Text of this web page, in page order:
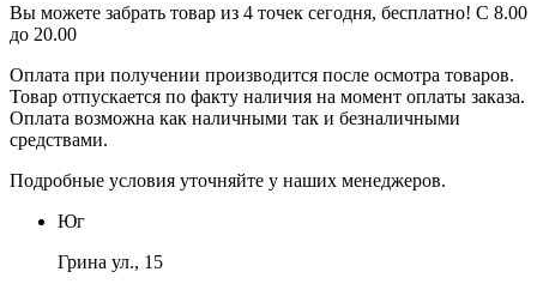
Вы можете забрать товар из 4 точек сегодня, бесплатно! С 8.00
до 20.00
Оплата при получении производится после осмотра товаров.
Товар отпускается по факту наличия на момент оплаты заказа.
Оплата возможна как наличными так и безналичными
средствами.
Подробные условия уточняйте у наших менеджеров.
Юг
Грина ул., 15